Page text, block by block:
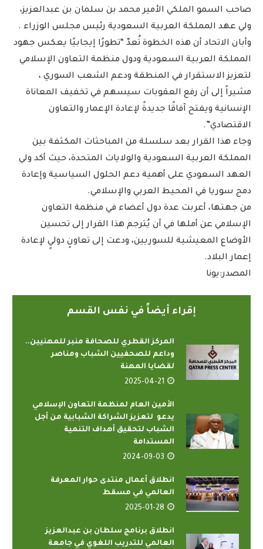
صاحب السمو الملكي الأمير محمد بن سلمان بن عبدالعزيز،
ولي عهد المملكة العربية السعودية رئيس مجلس الوزراء .
وأبان الاتحاد أن هذه الخطوة تُعدّ “تطورًا إيجابيًا يعكس جهود
المملكة العربية السعودية ودول منظمة التعاون الإسلامي
لتعزيز الاستقرار في المنطقة ودعم الشعب السوري ،
مشيراً إلى أن رفع العقوبات سيسهم في تخفيف المعاناة
الإنسانية ويفتح آفاقًا جديدةً لإعادة الإعمار والتعاون
الاقتصادي”.
وجاء هذا القرار بعد سلسلة من المباحثات المكثفة بين
المملكة العربية السعودية والولايات المتحدة، حيث أكد ولي
العهد السعودي على أهمية دعم الحلول السياسية وإعادة
دمج سوريا في المحيط العربي والإسلامي.
من جهتها، أعربت عدة دول أعضاء في منظمة التعاون
الإسلامي عن أملها في أن يُترجم هذا القرار إلى تحسين
الأوضاع المعيشية للسوريين، ودعت إلى تعاونٍ دوليٍ لإعادة
إعمار البلاد.
المصدر:يونا
إقراء أيضاً في نفس القسم
المركز القطري للصحافة منبر للمهنيين..
وداعم للصحفيين الشباب ومناصر
لقضايا المهنة
2025-04-21
الأمين العام لمنظمة التعاون الإسلامي
يدعو لتعزيز الشراكة الشبابية من أجل
الشباب لتحقيق أهداف التنمية
المستدامة
2024-09-03
انطلاق أعمال منتدى حوار المعرفة
العالمي في مسقط
2025-01-28
انطلاق برنامج سلطان بن عبدالعزيز
العالمي للتدريب اللغوي في جامعة